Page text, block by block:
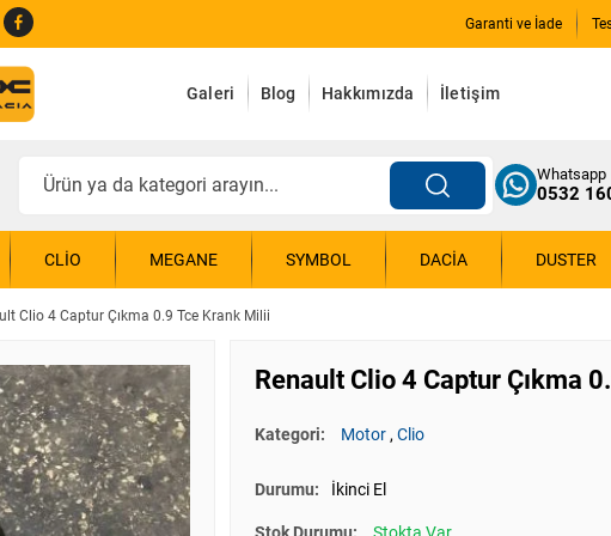
Garanti ve İade
Galeri Blog Hakkımızda İletişim
Whatsapp
0532
CLIO MEGANE SYMBOL DACIA DUSTER
Clio 4 Captur Çıkma 0.9 Tce Krank Milii
Renault Clio 4 Captur Çıkma
Kategori: Motor,Clio
Durumu: İkinci El